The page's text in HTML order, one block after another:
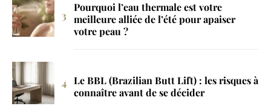
Pourquoi l’eau thermale est votre
meilleure alliée de l’été pour apaiser
votre peau ?
Le BBL (Brazilian Butt Lift) : les risques à
connaître avant de se décider